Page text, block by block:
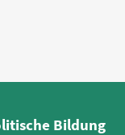
Bildung